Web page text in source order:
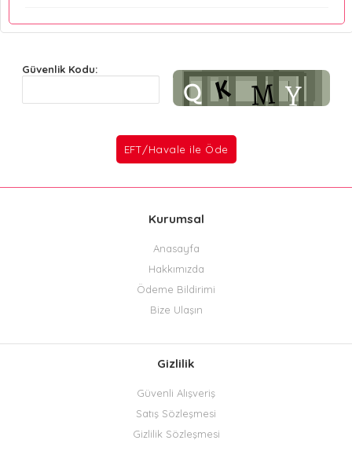
Güvenlik Kodu:
Kurumsal
Anasayfa
Hakkımızda
Ödeme Bildirimi
Bize Ulaşın
Gizlilik
Güvenli Alışveriş
Satış Sözleşmesi
Gizlilik Sözleşmesi